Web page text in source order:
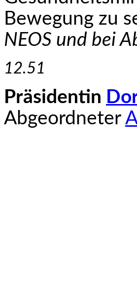
Bewegung zu
NEOS und bei
12.51
Präsidentin
Abgeordneter